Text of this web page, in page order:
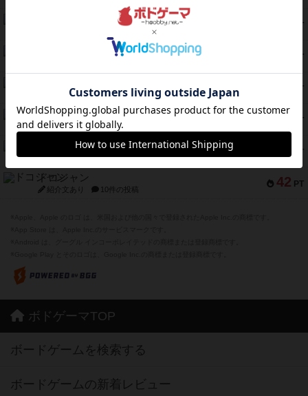
PT
ガルフストライク
PT
エコーズ・オブ・タイム
PT
紹介文あり 12件の投稿
45 PT
海兵隊
紹介文あり 1件の投稿
PT
Bitter End ブタペスト救出作戦
紹介文なし 1件の投稿
42 PT
ドコジャン
紹介文あり 10件の投稿
ボドゲーマTOP
ボードゲームを検索する
ボードゲームの新着レビュー